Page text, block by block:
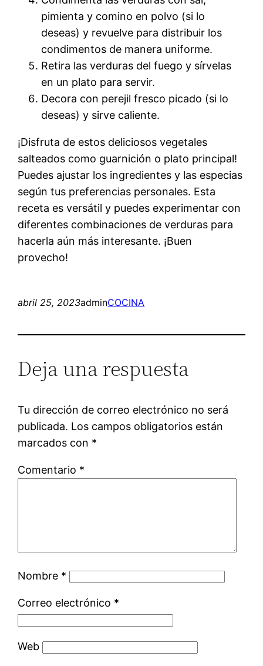
pimienta y comino en polvo (si lo
deseas) y revuelve para distribuir los
condimentos de manera uniforme.
Retira las verduras del fuego y sírvelas
en un plato para servir.
Decora con perejil fresco picado (si lo
deseas) y sirve caliente.
¡Disfruta de estos deliciosos vegetales
salteados como guarnición o plato principal!
Puedes ajustar los ingredientes y las especias
según tus preferencias personales. Esta
receta es versátil y puedes experimentar con
diferentes combinaciones de verduras para
hacerla aún más interesante. ¡Buen
provecho!
abril 25, 2023adminCOCINA
Deja una respuesta
Tu dirección de correo electrónico no será
publicada. Los campos obligatorios están
marcados con *
Comentario *
Nombre *
Correo electrónico *
Web